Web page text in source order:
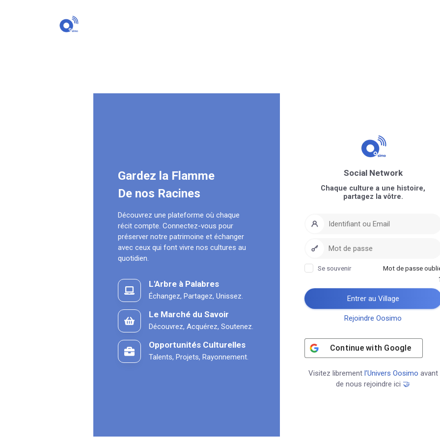
Gardez la Flamme
De nos Racines
Découvrez une plateforme où chaque
récit compte. Connectez-vous pour
préserver notre patrimoine et échanger
avec ceux qui font vivre nos cultures au
quotidien.
L'Arbre à Palabres
Échangez, Partagez, Unissez.
Le Marché du Savoir
Découvrez, Acquérez, Soutenez.
Opportunités Culturelles
Talents, Projets, Rayonnement.
Social Network
Chaque culture a une histoire,
partagez la vôtre.
Se souvenir
Mot de passe
Entrer au Village
Rejoindre Oosimo
Continue with Google
Visitez librement l’Univers Oosimo avant
de nous rejoindre ici 🤝